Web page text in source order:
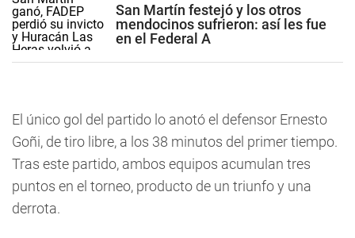
San Martín festejó y los otros
mendocinos sufrieron: así les fue
en el Federal A
El único gol del partido lo anotó el defensor Ernesto
Goñi, de tiro libre, a los 38 minutos del primer tiempo.
Tras este partido, ambos equipos acumulan tres
puntos en el torneo, producto de un triunfo y una
derrota.